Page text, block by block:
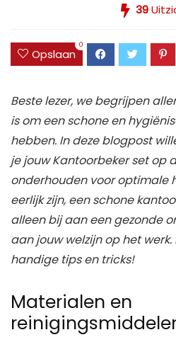
39
Opslaan
0
Beste lezer, we begrijpen
is om een schone en
hebben. In deze blogpost
je jouw Kantoorbeker set op
onderhouden voor optimale
eerlijk zijn, een schone
alleen bij aan een gezonde
aan jouw welzijn op het
handige tips en tricks!
Materialen en